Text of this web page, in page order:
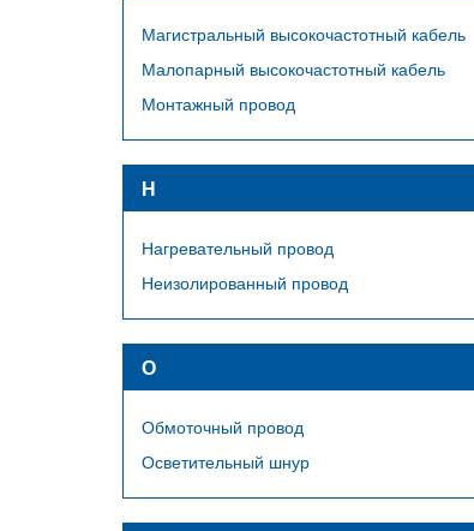
Магистральный высокочастотный кабель
Малопарный высокочастотный кабель
Монтажный провод
Н
Нагревательный провод
Неизолированный провод
О
Обмоточный провод
Осветительный шнур